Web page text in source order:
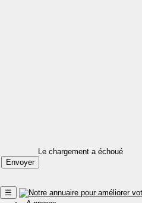
Le chargement a échoué
☰